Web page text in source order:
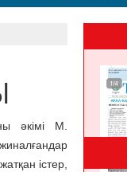
әкімі М.
істер,